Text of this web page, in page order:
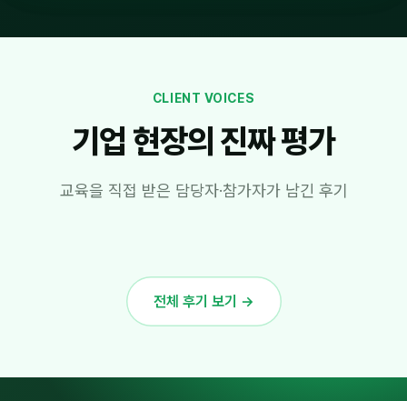
CLIENT VOICES
기업 현장의 진짜 평가
교육을 직접 받은 담당자·참가자가 남긴 후기
전체 후기 보기 →